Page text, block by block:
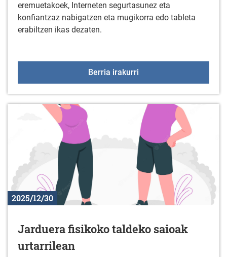
eremuetakoek, Interneten segurtasunez eta
konfiantzaz nabigatzen eta mugikorra edo tableta
erabiltzen ikas dezaten.
Berria irakurri
2025/12/30
Jarduera fisikoko taldeko saioak
urtarrilean